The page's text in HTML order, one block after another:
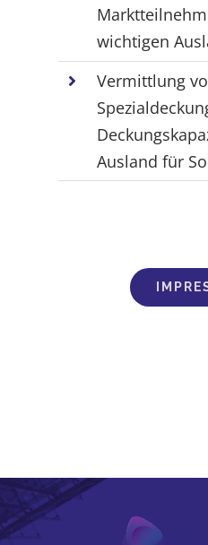
wichtigen
Vermittlung
Ausland für